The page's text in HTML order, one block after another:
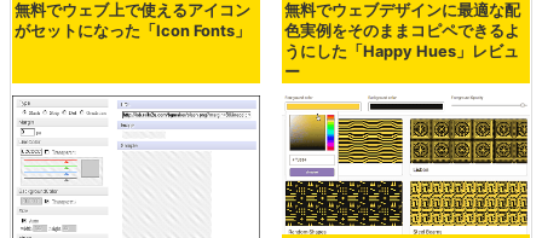
無料でウェブ上で使えるアイコン
がセットになった「Icon Fonts」
無料でウェブデザインに最適な配
色実例をそのままコピペできるよ
うにした「Happy Hues」レビュ
ー